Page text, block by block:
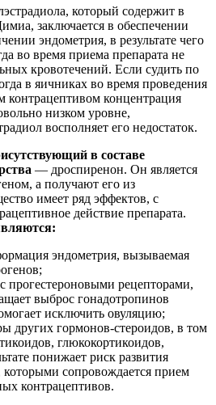
который содержит в
заключается в обеспечении
эндометрия, в результате чего
во время приема препарата не
кровотечений. Если судить по
в яичниках во время проведения
концентрация
низком уровне,
восполняет его недостаток.
в составе
— дроспиренон. Он является
а получают его из
имеет ряд эффектов, с
действие препарата.
эндометрия, вызываемая
прогестероновыми рецепторами,
выброс гонадотропинов
исключить овуляцию;
других гормонов-стероидов, в том
глюкокортикоидов,
понижает риск развития
сопровождается прием
контрацептивов.